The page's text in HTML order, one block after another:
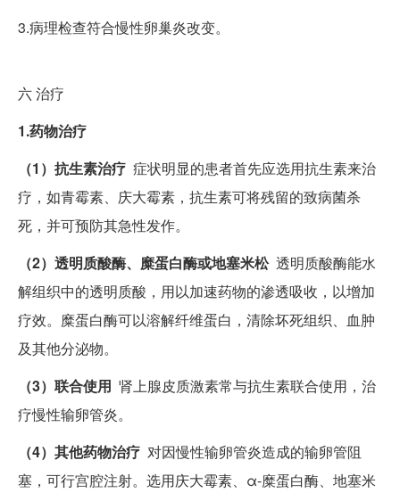
3.病理检查符合慢性卵巢炎改变。
六治疗
1.药物治疗
（1）抗生素治疗 症状明显的患者首先应选用抗生素来治
疗，如青霉素、庆大霉素，抗生素可将残留的致病菌杀
死，并可预防其急性发作。
（2）透明质酸酶、糜蛋白酶或地塞米松 透明质酸酶能水
解组织中的透明质酸，用以加速药物的渗透吸收，以增加
疗效。糜蛋白酶可以溶解纤维蛋白，清除坏死组织、血肿
及其他分泌物。
（3）联合使用 肾上腺皮质激素常与抗生素联合使用，治
疗慢性输卵管炎。
（4）其他药物治疗 对因慢性输卵管炎造成的输卵管阻
塞，可行宫腔注射。选用庆大霉素、α-糜蛋白酶、地塞米